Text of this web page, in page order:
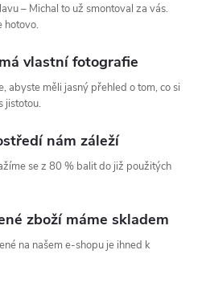
– Michal to už smontoval za vás.
hotovo.
vlastní fotografie
abyste měli jasný přehled o tom, co si
jistotou.
nám záleží
se z 80 % balit do již použitých
zboží máme skladem
na našem e-shopu je ihned k